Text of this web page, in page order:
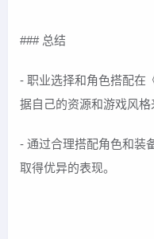
### 总结
- 职业选择和角色搭配在
据自己的资源和游戏风格
- 通过合理搭配角色和装
取得优异的表现。